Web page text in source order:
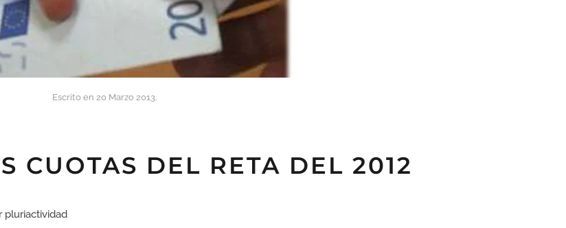
Escrito en 20 Marzo 2013.
CUOTAS DEL RETA DEL 2012
pluriactividad